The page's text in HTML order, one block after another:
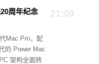
21:09
周年纪念
Mac Pro，配
的 Power Mac
架构全面转